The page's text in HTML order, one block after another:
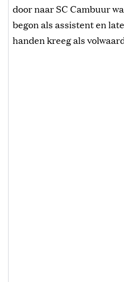
door naar SC Cambuur
begon als assistent en
handen kreeg als